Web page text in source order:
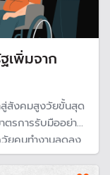
เพิ่มจาก
สู่สังคมสูงวัยขั้นสุด
ตรการรับมืออย่าง
ยคนทำงานลดลง
ใช้งบประมาณเพิ่ม